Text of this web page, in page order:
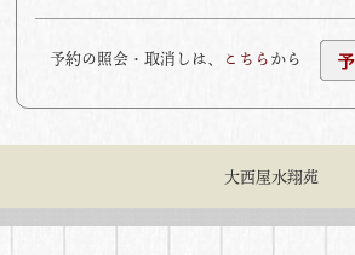
予約の照会・取消しは、 こちらから
大西屋水翔苑